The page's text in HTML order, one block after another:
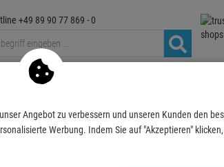
+49 89 90 77 869 - 0
Medientechnik
Angebot zu verbessern und unseren Kunden den
Werbung. Indem Sie auf "Akzeptieren"